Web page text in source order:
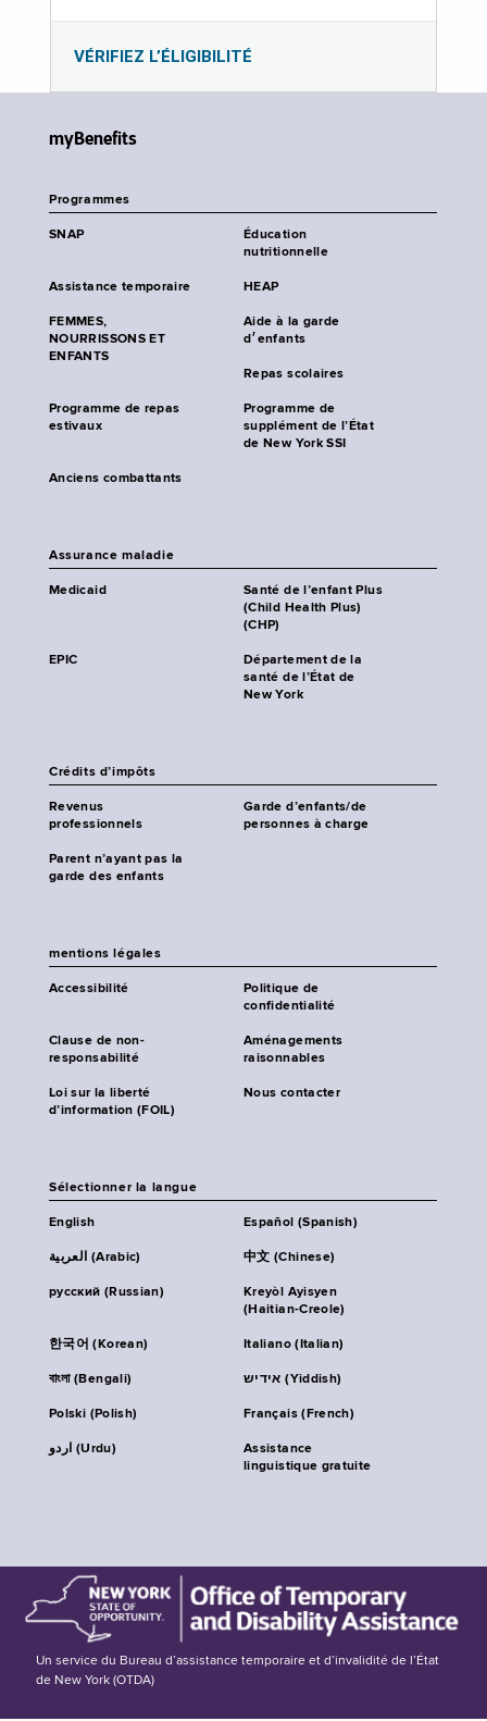
VÉRIFIEZ L’ÉLIGIBILITÉ
myBenefits
Programmes
SNAP
Éducation
nutritionnelle
Assistance temporaire HEAP
FEMMES,
NOURRISSONS ET
ENFANTS
Aide à la garde
d׳enfants
Repas scolaires
Programme de repas
estivaux
Programme de
supplément de l’État
de New York SSI
Anciens combattants
Assurance maladie
Medicaid
Santé de l’enfant Plus
(Child Health Plus)
(CHP)
EPIC
Département de la
santé de l’État de
New York
Crédits d’impôts
Revenus
professionnels
Garde d’enfants/de
personnes à charge
Parent n’ayant pas la
garde des enfants
mentions légales
Accessibilité
Politique de
confidentialité
Clause de non-
responsabilité
Aménagements
raisonnables
Loi sur la liberté
d’information (FOIL)
Nous contacter
Sélectionner la langue
English Español (Spanish)
العربية (Arabic) 中文 (Chinese)
русский (Russian)
Kreyòl Ayisyen
(Haitian-Creole)
한국어 (Korean) Italiano (Italian)
বাংলা (Bengali) אידיש (Yiddish)
Polski (Polish) Français (French)
اردو (Urdu)
Assistance
linguistique gratuite
Un service du Bureau d’assistance temporaire et d’invalidité de l’État
de New York (OTDA)